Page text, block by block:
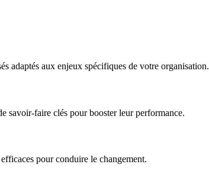
adaptés aux enjeux spécifiques de votre organisation.
savoir-faire clés pour booster leur performance.
pour conduire le changement.